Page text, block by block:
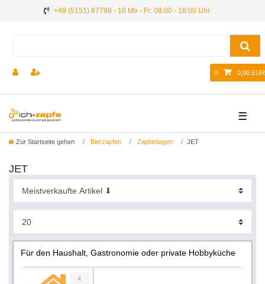
+49 (5151) 87798 - 10 Mo - Fr: 08:00 - 18:00 Uhr
0 0,00 EUR
☰
Zur Startseite gehen Bierzapfen Zapfanlagen JET
JET
Für den Haushalt, Gastronomie oder private Hobbyküche
4